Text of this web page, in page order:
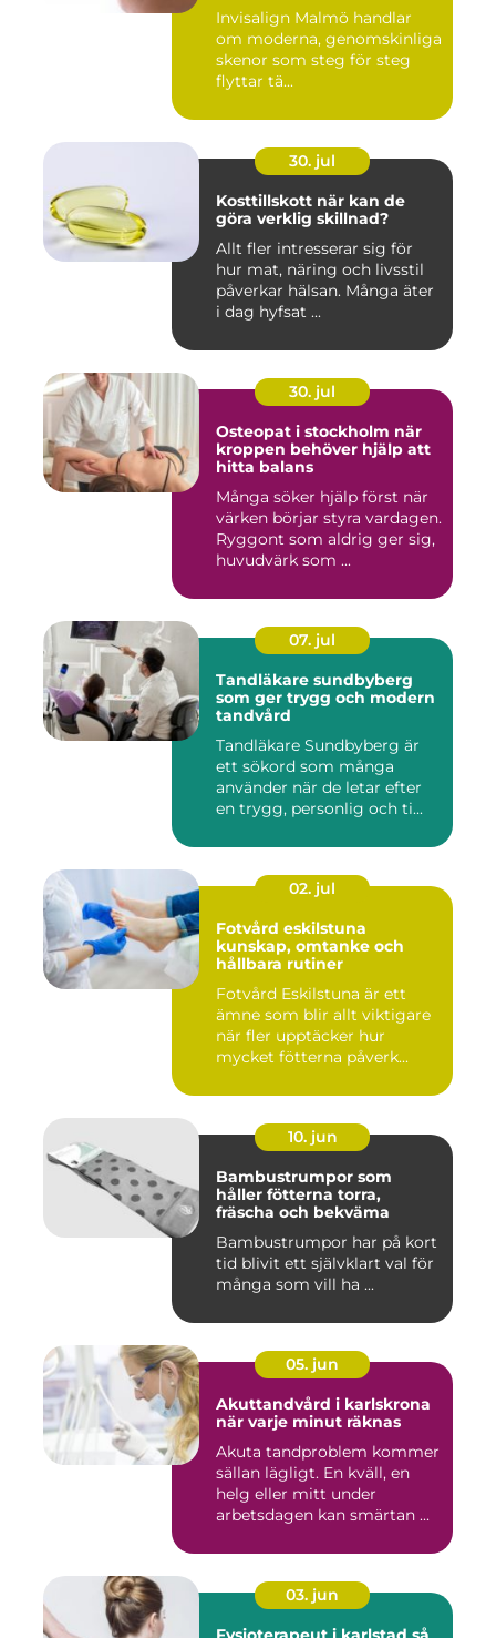
Invisalign Malmö handlar
om moderna, genomskinliga
skenor som steg för steg
flyttar tä...
30. jul
Kosttillskott när kan de
göra verklig skillnad?
Allt fler intresserar sig för
hur mat, näring och livsstil
påverkar hälsan. Många äter
i dag hyfsat ...
30. jul
Osteopat i stockholm när
kroppen behöver hjälp att
hitta balans
Många söker hjälp först när
värken börjar styra vardagen.
Ryggont som aldrig ger sig,
huvudvärk som ...
07. jul
Tandläkare sundbyberg
som ger trygg och modern
tandvård
Tandläkare Sundbyberg är
ett sökord som många
använder när de letar efter
en trygg, personlig och ti...
02. jul
Fotvård eskilstuna
kunskap, omtanke och
hållbara rutiner
Fotvård Eskilstuna är ett
ämne som blir allt viktigare
när fler upptäcker hur
mycket fötterna påverk...
10. jun
Bambustrumpor som
håller fötterna torra,
fräscha och bekväma
Bambustrumpor har på kort
tid blivit ett självklart val för
många som vill ha ...
05. jun
Akuttandvård i karlskrona
när varje minut räknas
Akuta tandproblem kommer
sällan lägligt. En kväll, en
helg eller mitt under
arbetsdagen kan smärtan ...
03. jun